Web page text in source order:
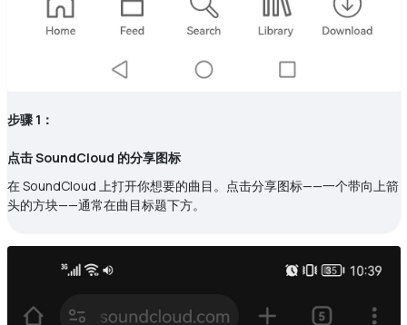
步骤 1：
点击 SoundCloud 的分享图标
在 SoundCloud 上打开你想要的曲目。点击分享图标——一个带向上箭
头的方块——通常在曲目标题下方。